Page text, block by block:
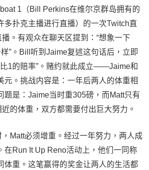
1（Bill Perkins在维尔京群岛拥有的
多扑克主播进行直播）的一次Twitch直
。有观众在聊天区提到：“想象一下
”。Bill听到Jaime复述这句话后，立即
1的赔率”。赌约就此成立——Jaime和
元。挑战内容是：一年后两人的体重相
题是：Jaime当时重305磅，而Matt只有
的体重，双方都需要付出巨大努力。
Matt必须增重。经过一年努力，两人成
在Run It Up Reno活动上，他们一同称
体重。这笔赢得的奖金让两人的生活都